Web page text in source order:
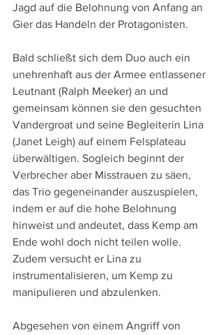
Jagd auf die Belohnung von Anfang an
Gier das Handeln der Protagonisten.
Bald schließt sich dem Duo auch ein
unehrenhaft aus der Armee entlassener
Leutnant (Ralph Meeker) an und
gemeinsam können sie den gesuchten
Vandergroat und seine Begleiterin Lina
(Janet Leigh) auf einem Felsplateau
überwältigen. Sogleich beginnt der
Verbrecher aber Misstrauen zu säen,
das Trio gegeneinander auszuspielen,
indem er auf die hohe Belohnung
hinweist und andeutet, dass Kemp am
Ende wohl doch nicht teilen wolle.
Zudem versucht er Lina zu
instrumentalisieren, um Kemp zu
manipulieren und abzulenken.
Abgesehen von einem Angriff von